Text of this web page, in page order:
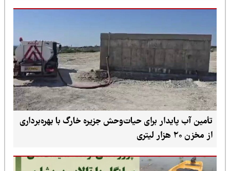
تأمین آب پایدار برای حیات‌وحش جزیره خارگ با بهره‌برداری
از مخزن ۲۰ هزار لیتری